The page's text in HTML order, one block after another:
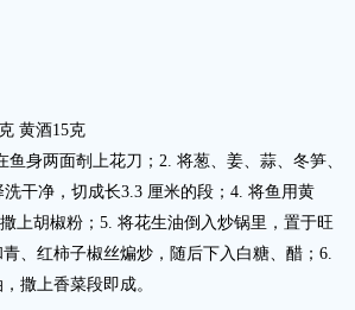
黄酒15克
身两面剞上花刀；2. 将葱、姜、蒜、冬笋、
干净，切成长3.3 厘米的段；4. 将鱼用黄
上胡椒粉；5. 将花生油倒入炒锅里，置于旺
、红柿子椒丝煸炒，随后下入白糖、醋；6.
撒上香菜段即成。